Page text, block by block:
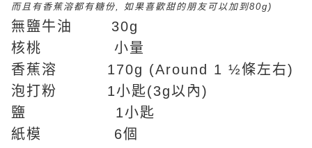
而且有香蕉溶都有糖份, 如果喜歡甜的朋友可以加到80g)
無鹽牛油 30g
核桃 小量
香蕉溶 170g (Around 1 ½條左右)
泡打粉 1小匙(3g以內)
鹽 1小匙
紙模 6個